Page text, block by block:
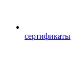
сертификаты